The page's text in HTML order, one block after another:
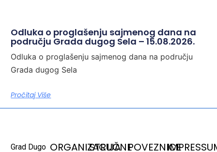
Odluka o proglašenju sajmenog dana na
području Grada dugog Sela – 15.08.2026.
Odluka o proglašenju sajmenog dana na području
Grada dugog Sela
Pročitaj Više
Grad Dugo ORGANIZACIJA
STRUČNEPOVEZNICE